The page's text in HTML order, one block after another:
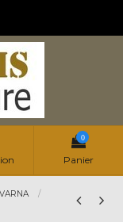
0
Panier